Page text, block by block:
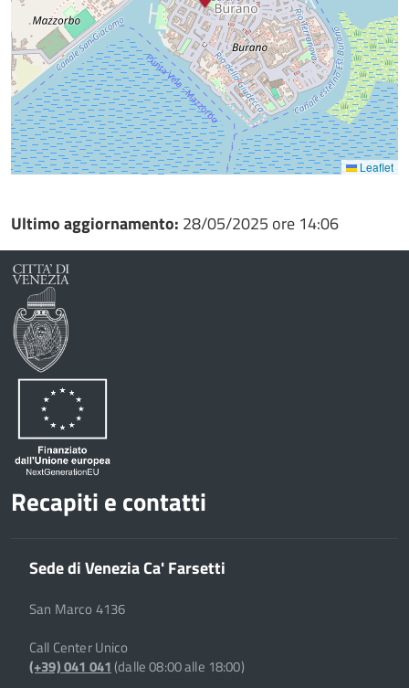
Leaflet
Ultimo aggiornamento: 28/05/2025 ore 14:06
Recapiti e contatti
Sede di Venezia Ca' Farsetti
San Marco 4136
Call Center Unico
(+39) 041 041(dalle 08:00 alle 18:00)